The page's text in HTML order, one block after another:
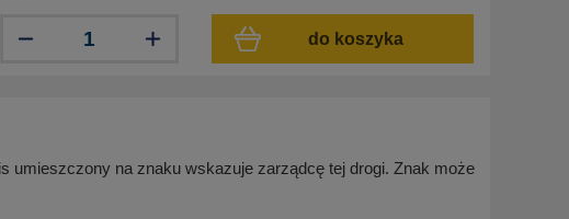
do koszyka
umieszczony na znaku wskazuje zarządcę tej drogi. Znak może